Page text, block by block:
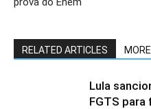
RELATED ARTICLES
Lula
FGTS